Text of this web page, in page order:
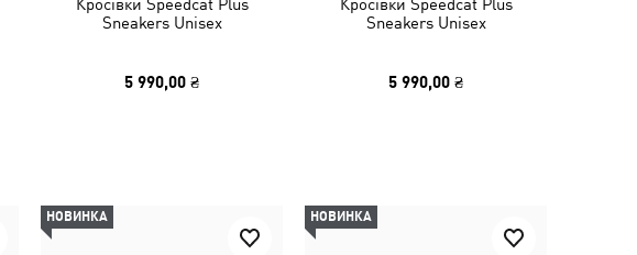
Кросівки Speedcat Plus
Sneakers Unisex
5 990,00 ₴
Кросівки Speedcat Plus
Sneakers Unisex
5 990,00 ₴
НОВИНКА НОВИНКА